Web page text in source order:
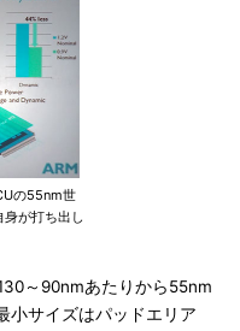
の55nm世
が打ち出し
～90nmあたりから55nm
小サイズはパッドエリア